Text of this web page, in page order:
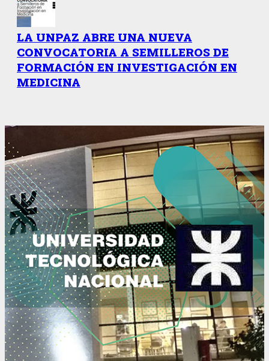
LA UNPAZ ABRE UNA NUEVA
CONVOCATORIA A SEMILLEROS DE
FORMACIÓN EN INVESTIGACIÓN EN
MEDICINA